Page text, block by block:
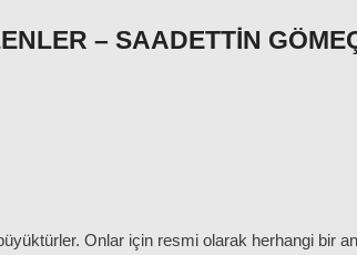
– SAADETTIN
Onlar için resmi olarak herhangi bir